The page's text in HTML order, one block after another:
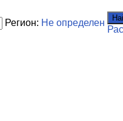
Регион: Не определен